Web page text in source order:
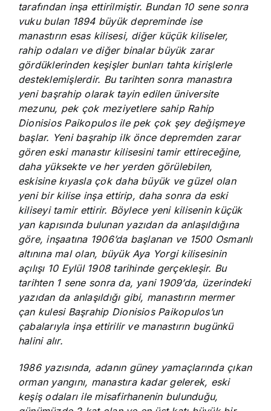
tarafından inşa ettirilmiştir. Bundan 10 sene sonra
vuku bulan 1894 büyük depreminde ise
manastırın esas kilisesi, diğer küçük kiliseler,
rahip odaları ve diğer binalar büyük zarar
gördüklerinden keşişler bunları tahta kirişlerle
desteklemişlerdir. Bu tarihten sonra manastıra
yeni başrahip olarak tayin edilen üniversite
mezunu, pek çok meziyetlere sahip Rahip
Dionisios Paikopulos ile pek çok şey değişmeye
başlar. Yeni başrahip ilk önce depremden zarar
gören eski manastır kilisesini tamir ettireceğine,
daha yüksekte ve her yerden görülebilen,
eskisine kıyasla çok daha büyük ve güzel olan
yeni bir kilise inşa ettirip, daha sonra da eski
kiliseyi tamir ettirir. Böylece yeni kilisenin küçük
yan kapısında bulunan yazıdan da anlaşıldığına
göre, inşaatına 1906’da başlanan ve 1500 Osmanlı
altınına mal olan, büyük Aya Yorgi kilisesinin
açılışı 10 Eylül 1908 tarihinde gerçekleşir. Bu
tarihten 1 sene sonra da, yani 1909’da, üzerindeki
yazıdan da anlaşıldığı gibi, manastırın mermer
çan kulesi Başrahip Dionisios Paikopulos’un
çabalarıyla inşa ettirilir ve manastırın bugünkü
halini alır.
1986 yazısında, adanın güney yamaçlarında çıkan
orman yangını, manastıra kadar gelerek, eski
keşiş odaları ile misafirhanenin bulunduğu,